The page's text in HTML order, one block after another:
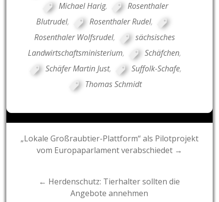
Michael Harig,
Rosenthaler
Blutrudel, Rosenthaler Rudel,
Rosenthaler Wolfsrudel,
sächsisches
Landwirtschaftsministerium, Schäfchen,
Schäfer Martin Just, Suffolk-Schafe,
Thomas Schmidt
Post
navigation
„Lokale Großraubtier-Plattform“ als Pilotprojekt
vom Europaparlament verabschiedet →
← Herdenschutz: Tierhalter sollten die
Angebote annehmen